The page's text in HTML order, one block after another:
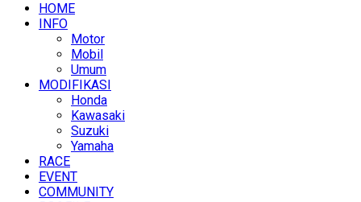
HOME
INFO
Motor
Mobil
Umum
MODIFIKASI
Honda
Kawasaki
Suzuki
Yamaha
RACE
EVENT
COMMUNITY